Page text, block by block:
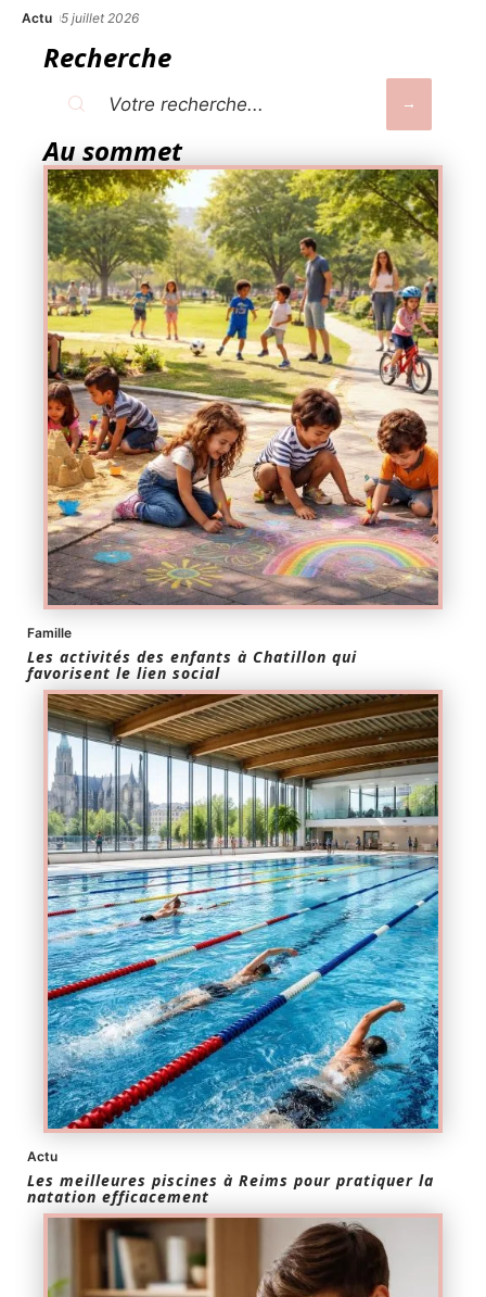
Actu 5 juillet 2026
Recherche
Au sommet
Famille
Les activités des enfants à Chatillon qui
favorisent le lien social
Actu
Les meilleures piscines à Reims pour pratiquer la
natation efficacement